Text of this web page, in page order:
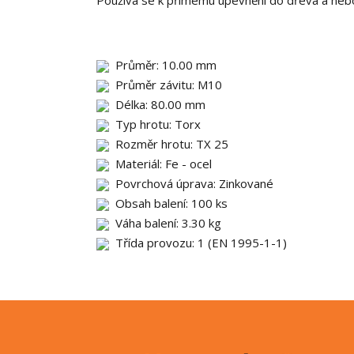
Průměr: 10.00 mm
Průměr závitu: M10
Délka: 80.00 mm
Typ hrotu: Torx
Rozměr hrotu: TX 25
Materiál: Fe - ocel
Povrchová úprava: Zinkované
Obsah balení: 100 ks
Váha balení: 3.30 kg
Třída provozu: 1 (EN 1995-1-1)